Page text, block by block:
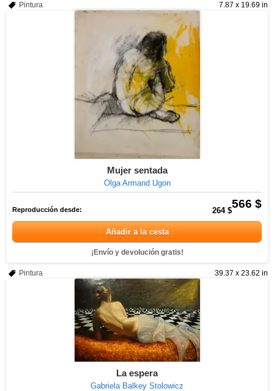
7.87 x 19.69 in
Pintura
Mujer sentada
Olga Armand Ugon
566 $
Reproducción desde: 264 $
Añadir a la cesta
¡Envío y devolución gratis!
39.37 x 23.62 in
Pintura
La espera
Gabriela Balkey Stolowicz